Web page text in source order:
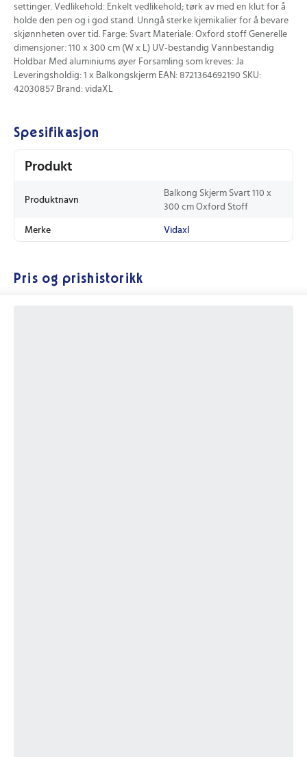
settinger. Vedlikehold: Enkelt vedlikehold; tørk av med en klut for å
holde den pen og i god stand. Unngå sterke kjemikalier for å bevare
skjønnheten over tid. Farge: Svart Materiale: Oxford stoff Generelle
dimensjoner: 110 x 300 cm (W x L) UV-bestandig Vannbestandig
Holdbar Med aluminiums øyer Forsamling som kreves: Ja
Leveringsholdig: 1 x Balkongskjerm EAN: 8721364692190 SKU:
42030857 Brand: vidaXL
Spesifikasjon
Produkt
Produktnavn
Balkong Skjerm Svart 110 x
300 cm Oxford Stoff
Merke Vidaxl
Pris og prishistorikk